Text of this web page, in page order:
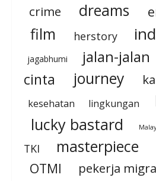
crime dreams
film herstory
jagabhumi jalan-jalan
cinta
journey
kesehatan lingkungan
lucky bastard
TKI
masterpiece
OTMI pekerja